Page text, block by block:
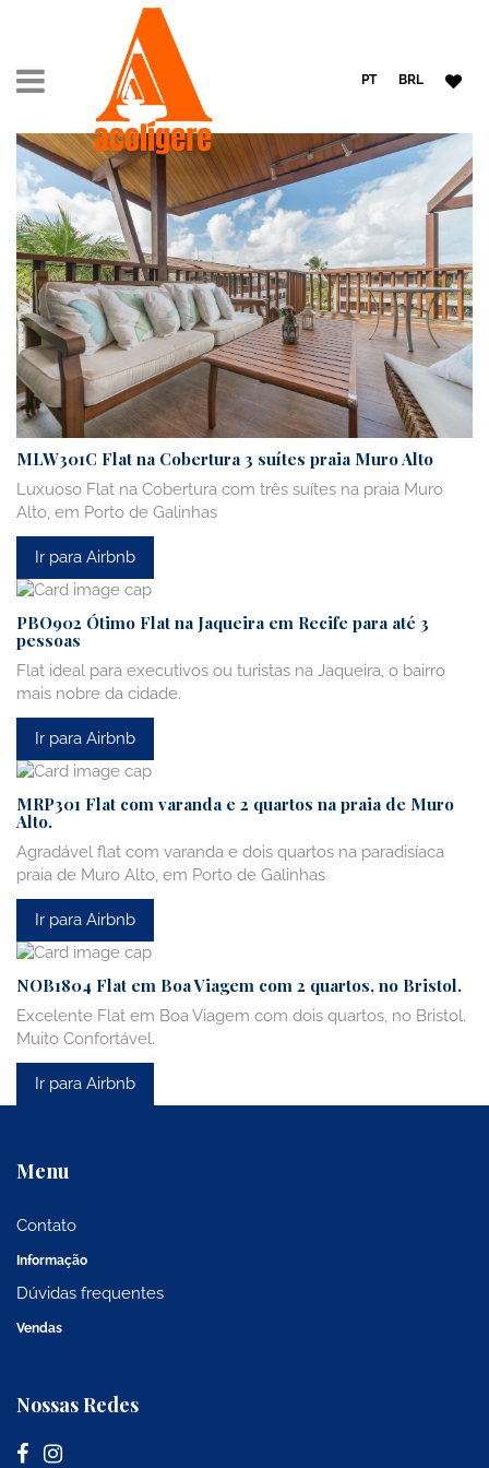
PT BRL
MLW301C Flat na Cobertura 3 suítes praia Muro Alto
Luxuoso Flat na Cobertura com três suítes na praia Muro
Alto, em Porto de Galinhas
Ir para Airbnb
PBO902 Ótimo Flat na Jaqueira em Recife para até 3
pessoas
Flat ideal para executivos ou turistas na Jaqueira, o bairro
mais nobre da cidade.
Ir para Airbnb
MRP301 Flat com varanda e 2 quartos na praia de Muro
Alto.
Agradável flat com varanda e dois quartos na paradisíaca
praia de Muro Alto, em Porto de Galinhas
Ir para Airbnb
NOB1804 Flat em Boa Viagem com 2 quartos, no Bristol.
Excelente Flat em Boa Viagem com dois quartos, no Bristol.
Muito Confortável.
Ir para Airbnb
Menu
Contato
Informação
Dúvidas frequentes
Vendas
Nossas Redes